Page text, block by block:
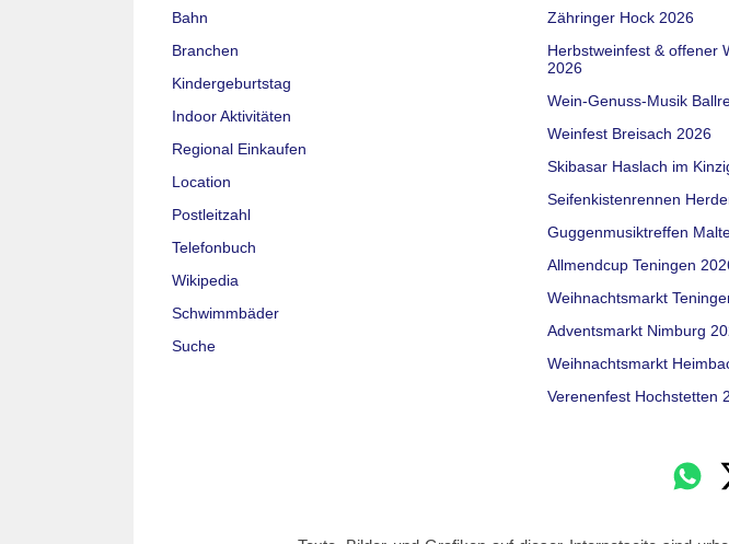
Bahn
Branchen
Kindergeburtstag
Indoor Aktivitäten
Regional Einkaufen
Location
Postleitzahl
Telefonbuch
Wikipedia
Schwimmbäder
Suche
Zähringer Hock 2026
Herbstweinfest & offener
2026
Wein-Genuss-Musik
Weinfest Breisach 2026
Skibasar Haslach im
Seifenkistenrennen
Guggenmusiktreffen
Allmendcup Teningen
Weihnachtsmarkt
Adventsmarkt Nimburg
Weihnachtsmarkt
Verenenfest Hochstetten